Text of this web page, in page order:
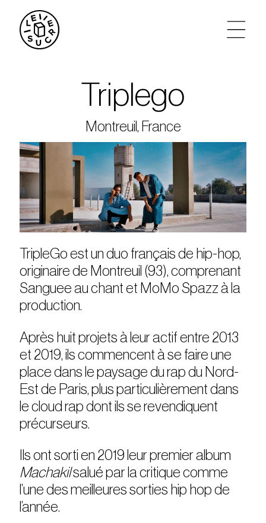
agenda
tickets
le sucre max
partenariats
privatisations
Triplego
Montreuil, France
TripleGo est un duo français de hip-hop,
originaire de Montreuil (93), comprenant
Sanguee au chant et MoMo Spazz à la
production.
Après huit projets à leur actif entre 2013
et 2019, ils commencent à se faire une
place dans le paysage du rap du Nord-
Est de Paris, plus particulièrement dans
le cloud rap dont ils se revendiquent
précurseurs.
Ils ont sorti en 2019 leur premier album
Machakilsalué par la critique comme
l’une des meilleures sorties hip hop de
l’année.